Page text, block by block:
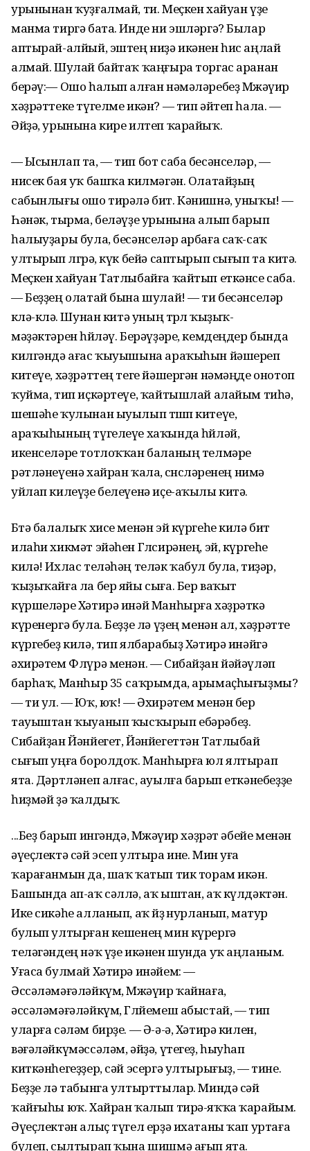
урынынан ҡуҙғалмай, ти. Меҫкен хайуан үҙе
манма тиргә бата. Инде ни эшләргә? Былар
аптырай-алйый, эштең ниҙә икәнен һис аңлай
алмай. Шулай байтаҡ ҡаңғыра торгас аранан
берәү:— Ошо һалып алған нәмәләребеҙ Мөжәүир
хәҙрәттеке түгелме икән? — тип әйтеп һала. —
Әйҙә, урынына кире илтеп ҡарайыҡ.
— Ысынлап та, — тип бот саба бесәнселәр, —
нисек бая уҡ башҡа килмәгән. Олатайҙың
сабынлығы ошо тирәлә бит. Кәнишнә, уныҡы! —
Һәнәк, тырма, беләүҙе урынына алып барып
һалыуҙары була, бесәнселәр арбаға саҡ-саҡ
ултырып өлгөрә, күк бейә саптырып сығып та китә.
Меҫкен хайуан Татлыбайға ҡайтып еткәнсе саба.
— Беҙҙең олатай бына шулай! — ти бесәнселәр
көлә-көлә. Шунан китә уның төрлө ҡыҙыҡ-
мәҙәктәрен һөйләү. Берәүҙәре, кемдеңдер бында
килгәндә ағас ҡыуышына араҡыһын йәшереп
китеүе, хәҙрәттең теге йәшергән нәмәңде онотоп
ҡуйма, тип иҫкәртеүе, ҡайтышлай алайым тиһә,
шешәһе ҡулынан ыуылып төшөп китеүе,
араҡыһының түгелеүе хаҡында һөйләй,
икенселәре тотлоҡҡан баланың телмәре
рәтләнеүенә хайран ҡала, өсөнсөләренең нимә
уйлап килеүҙе белеүенә иҫе-аҡылы китә.
Бөтә балалыҡ хисе менән эй күргеһе килә бит
илаһи хикмәт эйәһен Гөлсирәнең, эй, күргеһе
килә! Ихлас теләһәң теләк ҡабул була, тиҙәр,
ҡыҙыҡайға ла бер яйы сыға. Бер ваҡыт
күршеләре Хәтирә инәй Манһырға хәҙрәткә
күренергә була. Беҙҙе лә үҙең менән ал, хәҙрәтте
күргебеҙ килә, тип ялбарабыҙ Хәтирә инәйгә
әхирәтем Флүрә менән. — Сибайҙан йәйәүләп
барһаҡ, Манһыр 35 саҡрымда, арымаҫһығыҙмы?
— ти ул. — Юҡ, юҡ! — Әхирәтем менән бер
тауыштан ҡыуанып ҡысҡырып ебәрәбеҙ.
Сибайҙан Йәнйегет, Йәнйегеттән Татлыбай
сығып уңға боролдоҡ. Манһырға юл ялтырап
ята. Дәртләнеп алғас, ауылға барып еткәнебеҙҙе
һиҙмәй ҙә ҡалдыҡ.
...Беҙ барып ингәндә, Мөжәүир хәҙрәт әбейе менән
әүеҫлектә сәй эсеп ултыра ине. Мин уға
ҡарағанмын да, шаҡ ҡатып тик торам икән.
Башында ап-аҡ сәллә, аҡ ыштан, аҡ күлдәктән.
Ике сикәһе алланып, аҡ йөҙө нурланып, матур
булып ултырған кешенең мин күрергә
теләгәндең нәҡ үҙе икәнен шунда уҡ аңланым.
Уғаса булмай Хәтирә инәйем: —
Әссәләмәғәләйкүм, Мөжәүир ҡайнаға,
әссәләмәғәләйкүм, Гөлйемеш абыстай, — тип
уларға сәләм бирҙе. — Ә-ә-ә, Хәтирә килен,
вәғәләйкүмәссәләм, әйҙә, үтегеҙ, һыуһап
киткәнһегеҙҙер, сәй эсергә ултырығыҙ, — тине.
Беҙҙе лә табынга ултырттылар. Миндә сәй
ҡайғыһы юҡ. Хайран ҡалып тирә-яҡҡа ҡарайым.
Әүеҫлектән алыҫ түгел ерҙә ихатаны ҡап уртаға
бүлеп, сылтырап ҡына шишмә ағып ята.